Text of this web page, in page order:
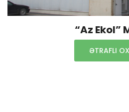
“Az Ekol”
ƏTRAFLI